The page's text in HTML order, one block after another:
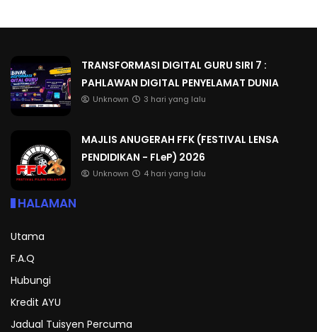
TRANSFORMASI DIGITAL GURU SIRI 7 :
PAHLAWAN DIGITAL PENYELAMAT DUNIA
Unknown 3 hari yang lalu
MAJLIS ANUGERAH FFK (FESTIVAL LENSA
PENDIDIKAN - FLeP) 2026
Unknown 4 hari yang lalu
HALAMAN
Utama
F.A.Q
Hubungi
Kredit AYU
Jadual Tuisyen Percuma